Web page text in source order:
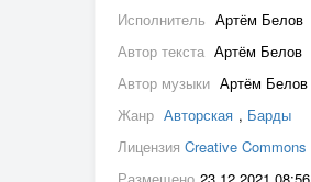
Исполнитель Артём Белов
Автор текста Артём Белов
Автор музыки Артём Белов
Жанр Авторская , Барды
Лицензия Creative Commons